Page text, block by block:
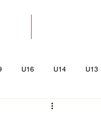
U16 U14 U13
Kajak-Kenu